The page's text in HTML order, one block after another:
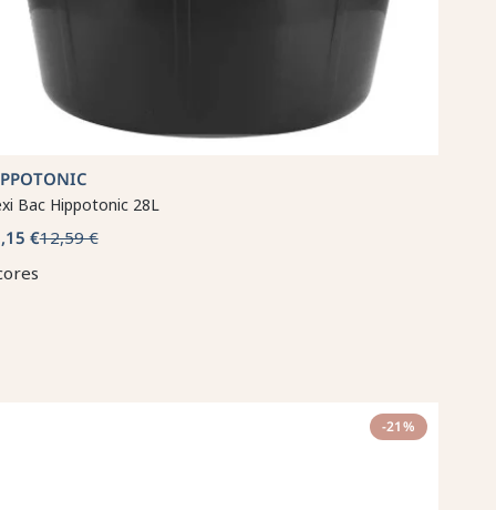
Bac Hippotonic 28L
€12,59 €
-21%